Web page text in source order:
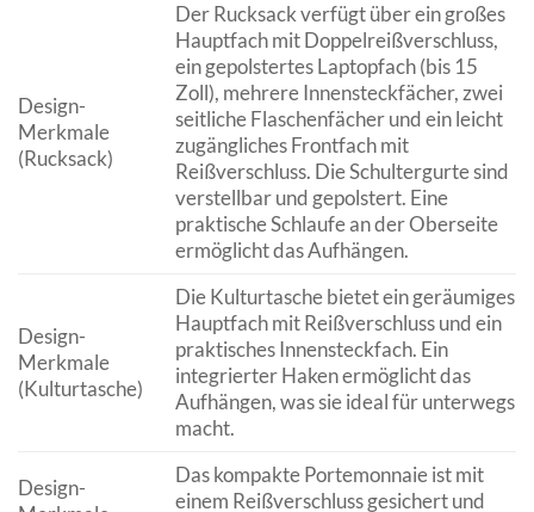
Design-
Merkmale
(Rucksack)
Der Rucksack verfügt über ein großes
Hauptfach mit Doppelreißverschluss,
ein gepolstertes Laptopfach (bis 15
Zoll), mehrere Innensteckfächer, zwei
seitliche Flaschenfächer und ein leicht
zugängliches Frontfach mit
Reißverschluss. Die Schultergurte sind
verstellbar und gepolstert. Eine
praktische Schlaufe an der Oberseite
ermöglicht das Aufhängen.
Design-
Merkmale
(Kulturtasche)
Die Kulturtasche bietet ein geräumiges
Hauptfach mit Reißverschluss und ein
praktisches Innensteckfach. Ein
integrierter Haken ermöglicht das
Aufhängen, was sie ideal für unterwegs
macht.
Design-
Das kompakte Portemonnaie ist mit
einem Reißverschluss gesichert und